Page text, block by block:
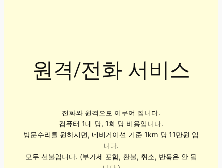
원격/전화 서비스
전화와 원격으로 이루어 집니다.
컴퓨터 1대 당, 1회 당 비용입니다.
방문수리를 원하시면, 네비게이션 기준 1km 당 11만원 입
니다.
모두 선불입니다. (부가세 포함, 환불, 취소, 반품은 안 됩